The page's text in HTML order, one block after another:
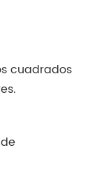
cuadrados